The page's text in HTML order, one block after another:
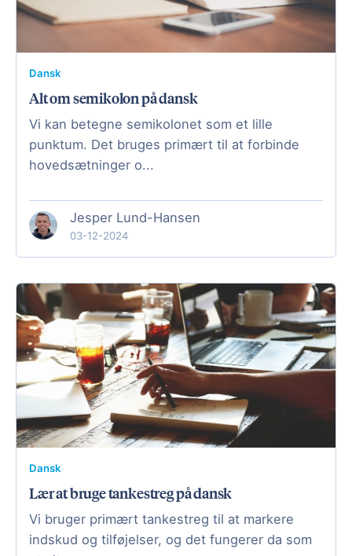
Dansk
Alt om semikolon på dansk
Vi kan betegne semikolonet som et lille
punktum. Det bruges primært til at forbinde
hovedsætninger o...
Jesper Lund-Hansen
03-12-2024
Dansk
Lær at bruge tankestreg på dansk
Vi bruger primært tankestreg til at markere
indskud og tilføjelser, og det fungerer da som